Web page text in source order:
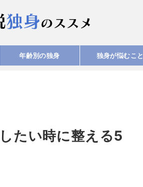
年齢別の独身 独身が悩むこと
たい時に整える5